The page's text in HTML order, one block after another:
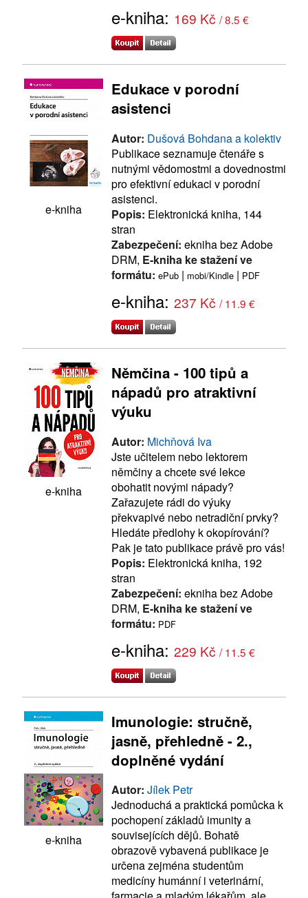
e-kniha: 169 Kč / 8.5 €
e-kniha
Edukace v porodní
asistenci
Autor: Dušová Bohdana a kolektiv
Publikace seznamuje čtenáře s
nutnými vědomostmi a dovednostmi
pro efektivní edukaci v porodní
asistenci.
Popis: Elektronická kniha, 144
stran
Zabezpečení: ekniha bez Adobe
DRM, E-kniha ke stažení ve
formátu: ePub | mobi/Kindle | PDF
e-kniha: 237 Kč / 11.9 €
e-kniha
Němčina - 100 tipů a
nápadů pro atraktivní
výuku
Autor: Michňová Iva
Jste učitelem nebo lektorem
němčiny a chcete své lekce
obohatit novými nápady?
Zařazujete rádi do výuky
překvapivé nebo netradiční prvky?
Hledáte předlohy k okopírování?
Pak je tato publikace právě pro vás!
Popis: Elektronická kniha, 192
stran
Zabezpečení: ekniha bez Adobe
DRM, E-kniha ke stažení ve
formátu: PDF
e-kniha: 229 Kč / 11.5 €
e-kniha
Imunologie: stručně,
jasně, přehledně - 2.,
doplněné vydání
Autor: Jílek Petr
Jednoduchá a praktická pomůcka k
pochopení základů imunity a
souvisejících dějů. Bohatě
obrazově vybavená publikace je
určena zejména studentům
medicíny humánní i veterinární,